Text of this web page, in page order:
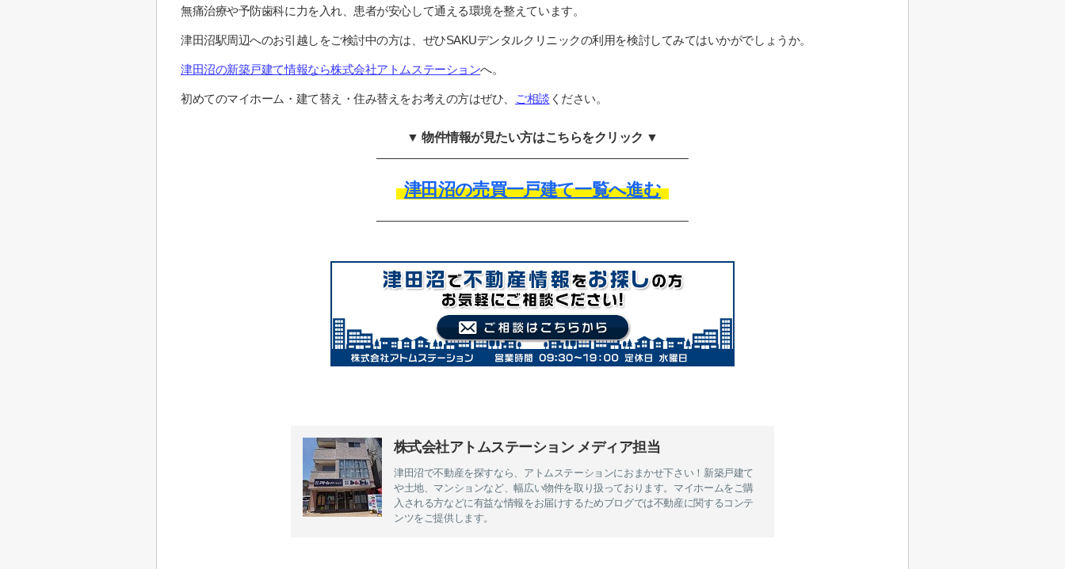
無痛治療や予防歯科に力を入れ、患者が安心して通える環境を整えています。
津田沼駅周辺へのお引越しをご検討中の方は、ぜひSAKUデンタルクリニックの利用を検討してみてはいかがでしょうか。
津田沼の新築戸建て情報なら株式会社アトムステーションへ。
初めてのマイホーム・建て替え・住み替えをお考えの方はぜひ、 ご相談 ください。
▼ 物件情報が見たい方はこちらをクリック ▼
津田沼の売買一戸建て一覧へ進む
株式会社アトムステーション メディア担当
津田沼で不動産を探すなら、アトムステーションにおまかせ下さい！新築戸建て
や土地、マンションなど、幅広い物件を取り扱っております。マイホームをご購
入される方などに有益な情報をお届けするためブログでは不動産に関するコンテ
ンツをご提供します。